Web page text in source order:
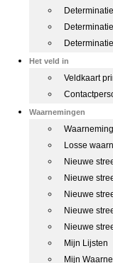
Het veld in
Veldkaart
Waarnemingen
Losse
Nieuwe
Nieuwe
Nieuwe
Nieuwe
Nieuwe
Mijn Lijsten
Mijn